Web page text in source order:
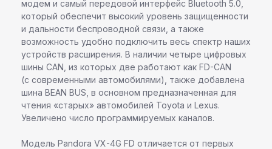
модем и самый передовой интерфейс Bluetooth 5.0,
который обеспечит высокий уровень защищенности
и дальности беспроводной связи, а также
возможность удобно подключить весь спектр наших
устройств расширения. В наличии четыре цифровых
шины CAN, из которых две работают как FD-CAN
(с современными автомобилями), также добавлена
шина BEAN BUS, в основном предназначенная для
чтения «старых» автомобилей Toyоta и Lexus.
Увеличено число программируемых каналов.
Модель Pandora VX-4G FD отличается от первых